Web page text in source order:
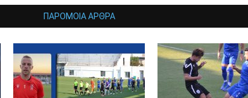
ΠΑΡΟΜΟΙΑ ΑΡΘΡΑ